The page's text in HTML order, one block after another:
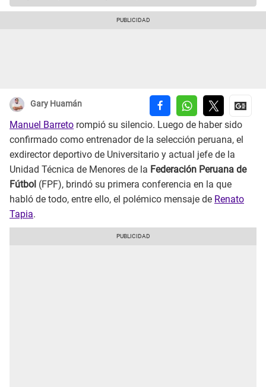
Gary Huamán
Manuel Barreto rompió su silencio. Luego de haber sido
confirmado como entrenador de la selección peruana, el
exdirector deportivo de Universitario y actual jefe de la
Unidad Técnica de Menores de la Federación Peruana de
Fútbol (FPF), brindó su primera conferencia en la que
habló de todo, entre ello, el polémico mensaje de Renato
Tapia.